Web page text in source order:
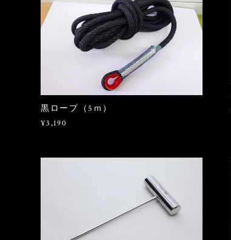
黒ロープ（5ｍ）
¥3,190